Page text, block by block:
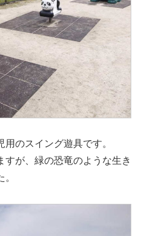
のスイング遊具です。
すが、緑の恐竜のような生き